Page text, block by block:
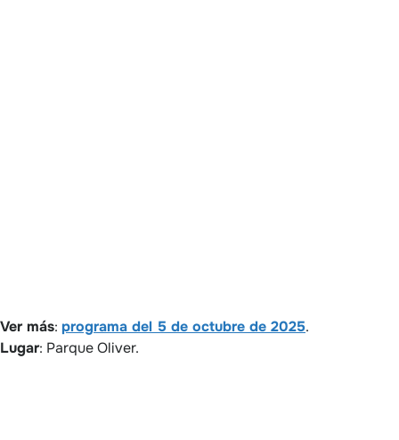
Ver más: programa del 5 de octubre de 2025.
Lugar: Parque Oliver.